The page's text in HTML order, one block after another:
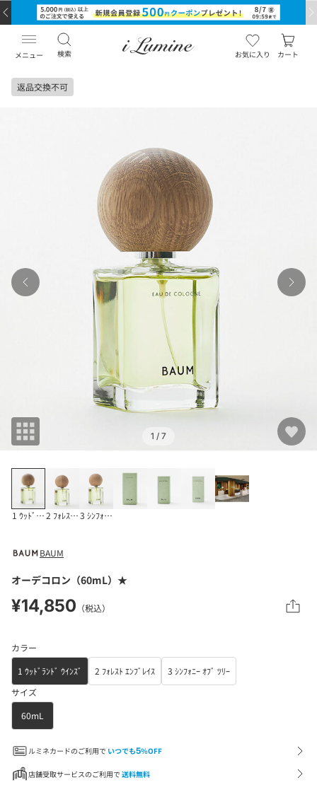
メニュー 検索 お気に入り カート
返品交換不可
1 / 7
1 ｳｯﾄﾞﾗﾝﾄﾞ ｳｲﾝｽﾞ2 ﾌｫﾚｽﾄ ｴﾝﾌﾞﾚｲｽ3 ｼﾝﾌｫﾆｰ ｵﾌﾞ ﾂﾘｰ
BAUM
オーデコロン（60mL）★
¥14,850 （税込）
カラー
1 ｳｯﾄﾞﾗﾝﾄﾞ ｳｲﾝｽﾞ
2 ﾌｫﾚｽﾄ ｴﾝﾌﾞﾚｲｽ
3 ｼﾝﾌｫﾆｰ ｵﾌﾞ ﾂﾘｰ
サイズ
60mL
ルミネカードのご利用で いつでも5%OFF
店舗受取サービスのご利用で 送料無料